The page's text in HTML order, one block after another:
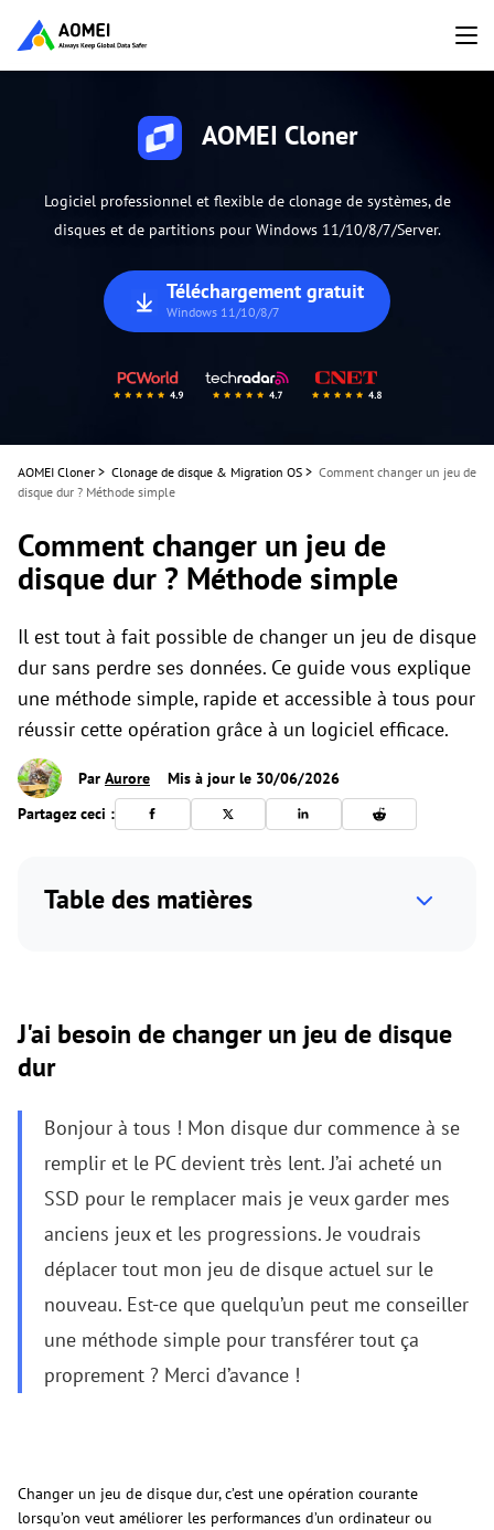
AOMEI Cloner
Logiciel professionnel et flexible de clonage de systèmes, de
disques et de partitions pour Windows 11/10/8/7/Server.
Téléchargement gratuit
Windows 11/10/8/7
AOMEI Cloner > Clonage de disque & Migration OS > Comment changer un jeu de
disque dur ? Méthode simple
Comment changer un jeu de
disque dur ? Méthode simple
Il est tout à fait possible de changer un jeu de disque
dur sans perdre ses données. Ce guide vous explique
une méthode simple, rapide et accessible à tous pour
réussir cette opération grâce à un logiciel efficace.
Par Aurore
Mis à jour le 30/06/2026
Partagez ceci :
Table des matières
J'ai besoin de changer un jeu de disque
dur
Bonjour à tous ! Mon disque dur commence à se
remplir et le PC devient très lent. J’ai acheté un
SSD pour le remplacer mais je veux garder mes
anciens jeux et les progressions. Je voudrais
déplacer tout mon jeu de disque actuel sur le
nouveau. Est-ce que quelqu’un peut me conseiller
une méthode simple pour transférer tout ça
proprement ? Merci d’avance !
Changer un jeu de disque dur, c’est une opération courante
lorsqu’on veut améliorer les performances d’un ordinateur ou